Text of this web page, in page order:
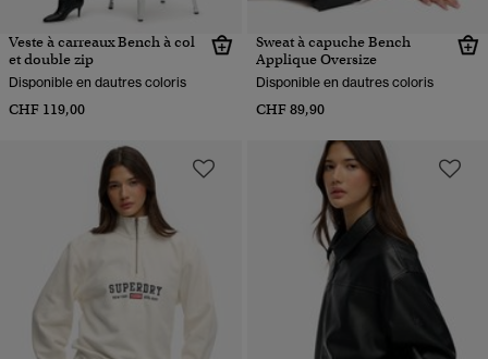
Veste à carreaux Bench à col
et double zip
Disponible en dautres coloris
CHF 119,00
Sweat à capuche Bench
Applique Oversize
Disponible en dautres coloris
CHF 89,90